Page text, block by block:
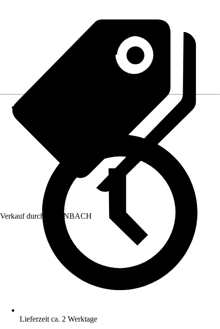
Verkauf durch: HORNBACH
Lieferzeit ca. 2 Werktage